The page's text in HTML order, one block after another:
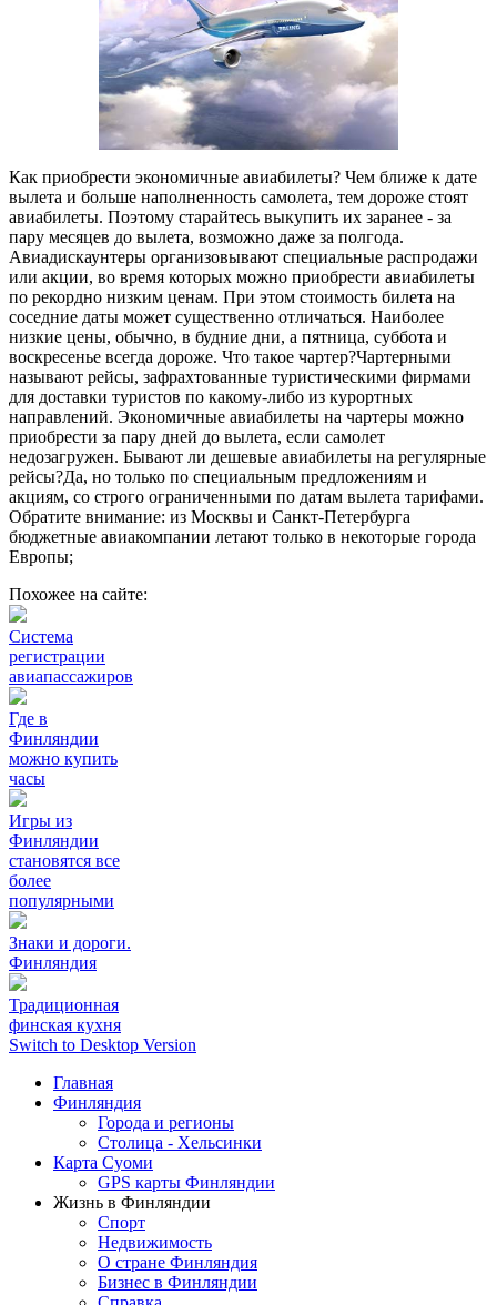
Как приобрести экономичные авиабилеты? Чем ближе к дате
вылета и больше наполненность самолета, тем дороже стоят
авиабилеты. Поэтому старайтесь выкупить их заранее - за
пару месяцев до вылета, возможно даже за полгода.
Авиадискаунтеры организовывают специальные распродажи
или акции, во время которых можно приобрести авиабилеты
по рекордно низким ценам. При этом стоимость билета на
соседние даты может существенно отличаться. Наиболее
низкие цены, обычно, в будние дни, а пятница, суббота и
воскресенье всегда дороже. Что такое чартер?Чартерными
называют рейсы, зафрахтованные туристическими фирмами
для доставки туристов по какому-либо из курортных
направлений. Экономичные авиабилеты на чартеры можно
приобрести за пару дней до вылета, если самолет
недозагружен. Бывают ли дешевые авиабилеты на регулярные
рейсы?Да, но только по специальным предложениям и
акциям, со строго ограниченными по датам вылета тарифами.
Обратите внимание: из Москвы и Санкт-Петербурга
бюджетные авиакомпании летают только в некоторые города
Европы;
Похожее на сайте:
Система
регистрации
авиапассажиров
Где в
Финляндии
можно купить
часы
Игры из
Финляндии
становятся все
более
популярными
Знаки и дороги.
Финляндия
Традиционная
финская кухня
Switch to Desktop Version
Главная
Финляндия
Города и регионы
Столица - Хельсинки
Карта Суоми
GPS карты Финляндии
Жизнь в Финляндии
Спорт
Недвижимость
О стране Финляндия
Бизнес в Финляндии